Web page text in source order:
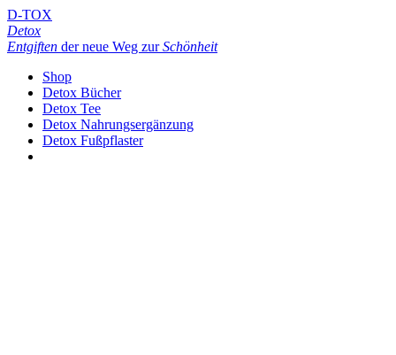
D-TOX
Detox
Entgiften der neue Weg zurSchönheit
Shop
Detox Bücher
Detox Tee
Detox Nahrungsergänzung
Detox Fußpflaster